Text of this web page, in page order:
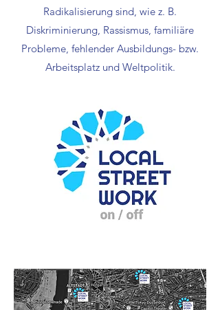
Radikalisierung sind, wie z. B.
Diskriminierung, Rassismus, familiäre
Probleme, fehlender Ausbildungs- bzw.
Arbeitsplatz und Weltpolitik.